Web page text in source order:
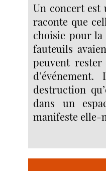
Un concert est
raconte que
choisie pour
fauteuils
peuvent
destruction
dans un
manifeste elle-